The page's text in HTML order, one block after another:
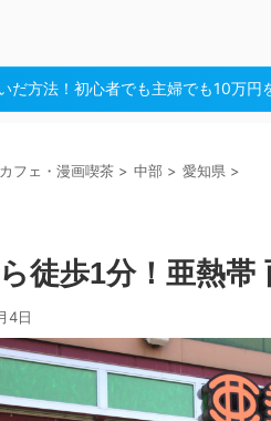
だ方法！初心者でも主婦でも10万円
フェ・漫画喫茶 > 中部 > 愛知県 >
徒歩1分！亜熱帯
4日